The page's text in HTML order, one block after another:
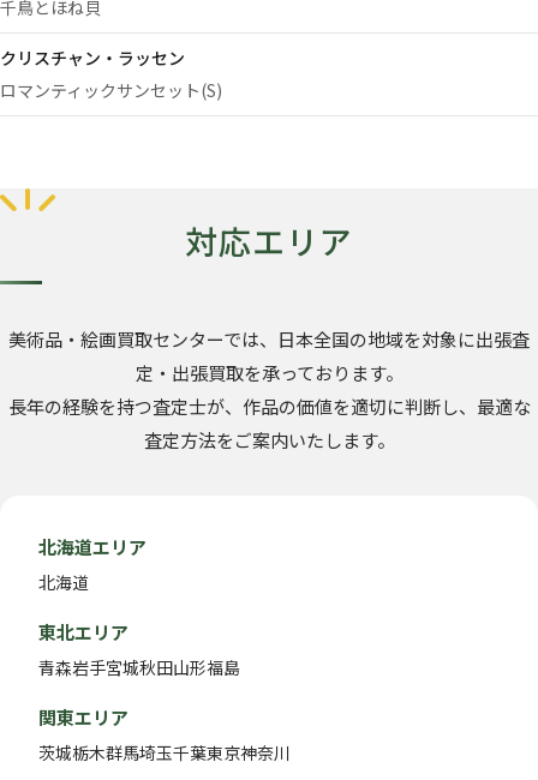
千鳥とほね貝
クリスチャン・ラッセン
ロマンティックサンセット(S)
対応エリア
美術品・絵画買取センターでは、日本全国の地域を対象に出張査
定・出張買取を承っております。
長年の経験を持つ査定士が、作品の価値を適切に判断し、最適な
査定方法をご案内いたします。
北海道エリア
北海道
東北エリア
青森岩手宮城秋田山形福島
関東エリア
茨城栃木群馬埼玉千葉東京神奈川